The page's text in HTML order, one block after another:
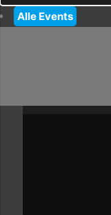
Alle Events